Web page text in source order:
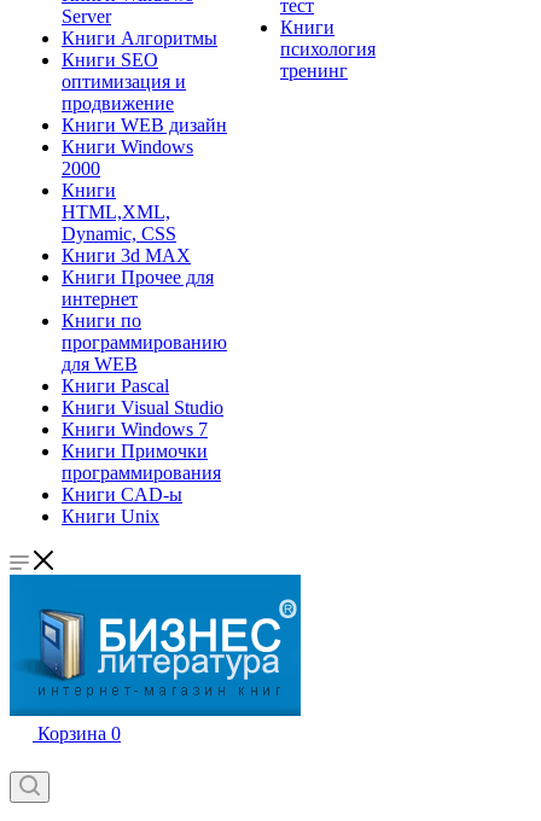
Server
Книги Алгоритмы
Книги SEO
оптимизация и
продвижение
Книги WEB дизайн
Книги Windows
2000
Книги
HTML,XML,
Dynamic, CSS
Книги 3d MAX
Книги Прочее для
интернет
Книги по
программированию
для WEB
Книги Pascal
Книги Visual Studio
Книги Windows 7
Книги Примочки
программирования
Книги CAD-ы
Книги Unix
тест
Книги
психология
тренинг
Корзина 0